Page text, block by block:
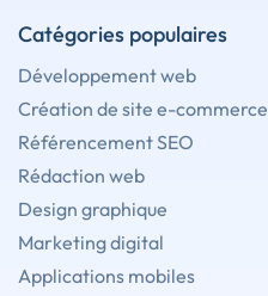
Catégories populaires
Développement web
Création de site e-commerce
Référencement SEO
Rédaction web
Design graphique
Marketing digital
Applications mobiles